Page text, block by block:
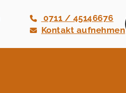
0711 / 45146676
Kontakt aufnehmen